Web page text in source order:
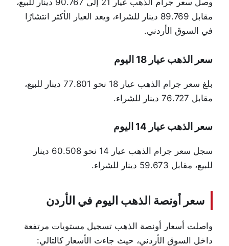
وصل سعر جرام الذهب عيار 21 إلى 90.767 دينار للبيع،
مقابل 89.769 دينار للشراء، ويعد العيار الأكثر انتشارًا
في السوق الأردني.
سعر الذهب عيار 18 اليوم
بلغ سعر جرام الذهب عيار 18 نحو 77.801 دينار للبيع،
مقابل 76.727 دينار للشراء.
سعر الذهب عيار 14 اليوم
سجل سعر جرام الذهب عيار 14 نحو 60.508 دينار
للبيع، مقابل 59.673 دينار للشراء.
سعر أونصة الذهب اليوم في الأردن
واصلت أسعار أونصة الذهب تسجيل مستويات مرتفعة
داخل السوق الأردني، حيث جاءت الأسعار كالتالي: